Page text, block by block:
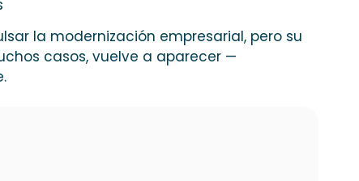
la modernización empresarial, pero su
casos, vuelve a aparecer —